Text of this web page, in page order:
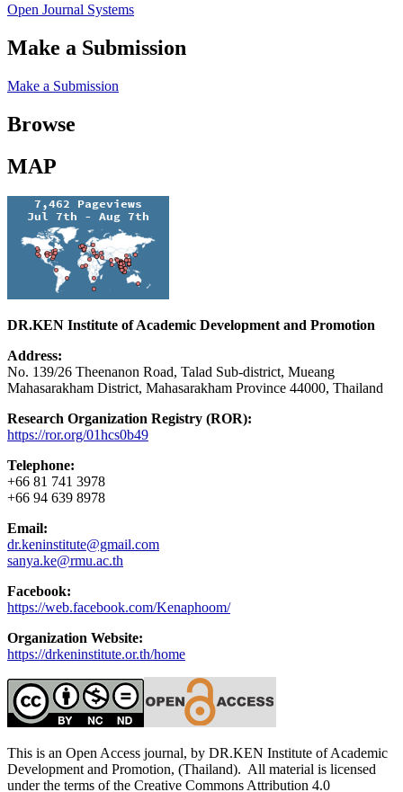
Open Journal Systems
Make a Submission
Make a Submission
Browse
MAP
DR.KEN Institute of Academic Development and Promotion
Address:
No. 139/26 Theenanon Road, Talad Sub-district, Mueang
Mahasarakham District, Mahasarakham Province 44000, Thailand
Research Organization Registry (ROR):
https://ror.org/01hcs0b49
Telephone:
+66 81 741 3978
+66 94 639 8978
Email:
dr.keninstitute@gmail.com
sanya.ke@rmu.ac.th
Facebook:
https://web.facebook.com/Kenaphoom/
Organization Website:
https://drkeninstitute.or.th/home
This is an Open Access journal, by DR.KEN Institute of Academic
Development and Promotion, (Thailand). All material is licensed
under the terms of the Creative Commons Attribution 4.0